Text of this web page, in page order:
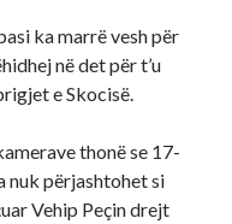
ka marrë vesh për
në det për t’u
e Skocisë.
thonë se 17-
nuk përjashtohet si
Vehip Peçin drejt